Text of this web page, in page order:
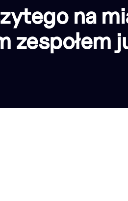
na
zespołem